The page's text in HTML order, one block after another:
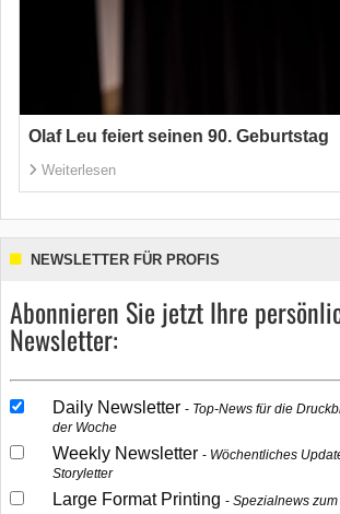
Olaf Leu feiert seinen 90. Geburtstag
Weiterlesen
NEWSLETTER FÜR PROFIS
Abonnieren Sie jetzt Ihre
Newsletter:
Daily Newsletter
Top-News für die
der Woche
Weekly Newsletter
Wöchentliches
Storyletter
Large Format Printing Spezialnews